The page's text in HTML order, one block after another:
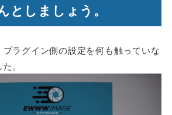
としましょう。
ラグイン側の設定を何も触っていな
。